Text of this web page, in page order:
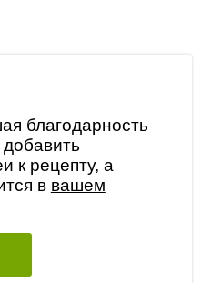
благодарность
к рецепту, а
в вашем